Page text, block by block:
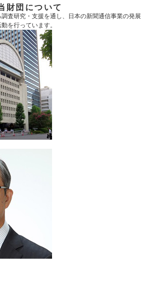
財団について
査研究・支援を通し、日本の新聞通信事業の発展
を行っています。